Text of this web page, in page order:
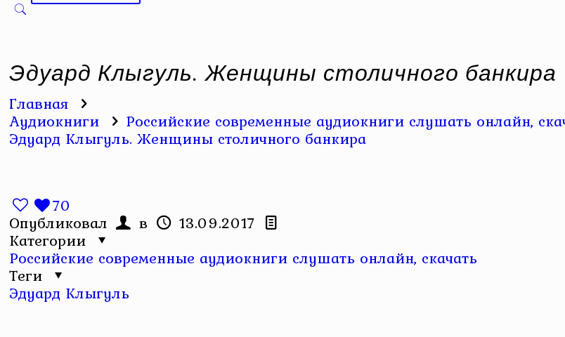
Эдуард Клыгуль. Женщины столичного банкира
Главная
Аудиокниги Российские современные аудиокниги слушать онлайн,
Эдуард Клыгуль. Женщины столичного банкира
70
Опубликовал в 13.09.2017
Категории
Российские современные аудиокниги слушать онлайн, скачать
Теги
Эдуард Клыгуль